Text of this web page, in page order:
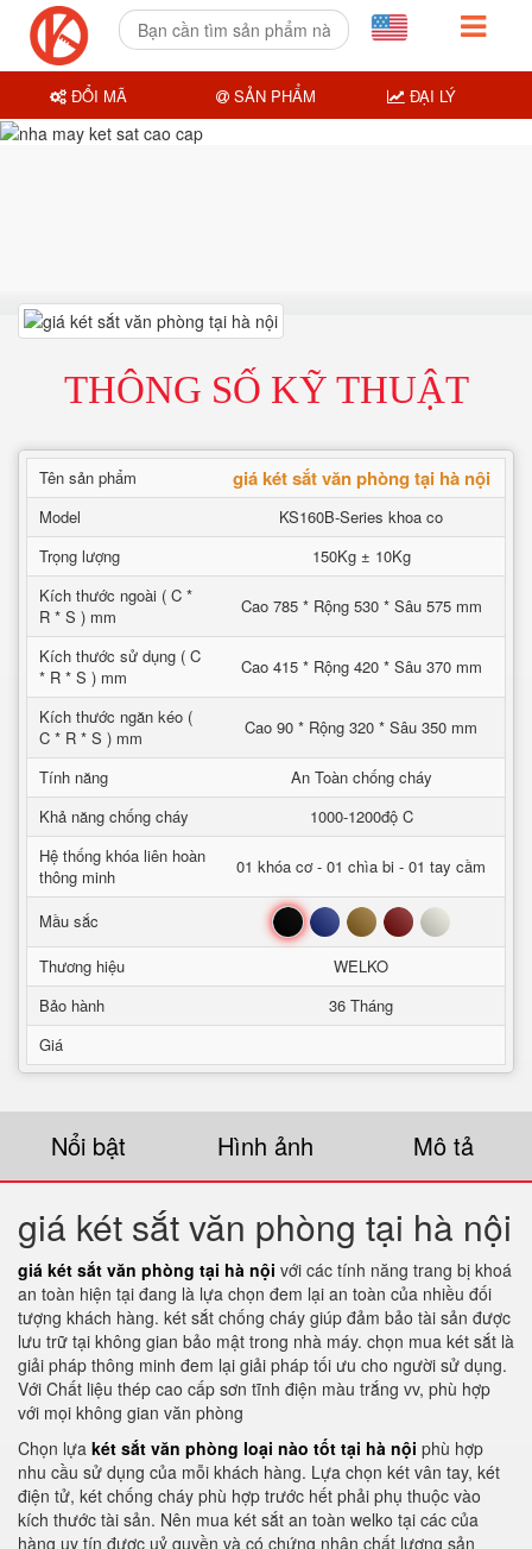
THÔNG SỐ KỸ THUẬT
Tên sản phẩm giá két sắt văn phòng tại hà nội
Model
KS160B-Series khoa co
Trọng lượng
150Kg ± 10Kg
Kích thước ngoài ( C *
R * S ) mm
Cao 785 * Rộng 530 * Sâu 575 mm
Kích thước sử dụng ( C
* R * S ) mm
Cao 415 * Rộng 420 * Sâu 370 mm
Kích thước ngăn kéo (
C * R * S ) mm
Cao 90 * Rộng 320 * Sâu 350 mm
Tính năng
An Toàn chống cháy
Khả năng chống cháy
1000-1200độ C
Hệ thống khóa liên hoàn
thông minh
01 khóa cơ - 01 chìa bi - 01 tay cầm
Mầu sắc Đen Xanh Nâu Đỏ Trắng
Thương hiệu
WELKO
Bảo hành
36 Tháng
Giá
Nổi bật Hình ảnh Mô tả
giá két sắt văn phòng tại hà nội
giá két sắt văn phòng tại hà nội với các tính năng trang bị khoá
an toàn hiện tại đang là lựa chọn đem lại an toàn của nhiều đối
tượng khách hàng. két sắt chống cháy giúp đảm bảo tài sản được
lưu trữ tại không gian bảo mật trong nhà máy. chọn mua két sắt là
giải pháp thông minh đem lại giải pháp tối ưu cho người sử dụng.
Với Chất liệu thép cao cấp sơn tĩnh điện màu trắng vv, phù hợp
với mọi không gian văn phòng
Chọn lựa két sắt văn phòng loại nào tốt tại hà nội phù hợp
nhu cầu sử dụng của mỗi khách hàng. Lựa chọn két vân tay, két
điện tử, két chống cháy phù hợp trước hết phải phụ thuộc vào
kích thước tài sản. Nên mua két sắt an toàn welko tại các của
hàng uy tín được uỷ quyền và có chứng nhận chất lượng sản
ĐỔI MÃ SẢN PHẨM ĐẠI LÝ